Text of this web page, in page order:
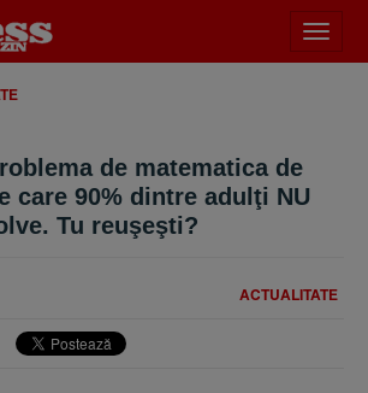
meniu
de matematica de
care 90% dintre adulţi NU
Tu reuşeşti?
ACTUALITATE